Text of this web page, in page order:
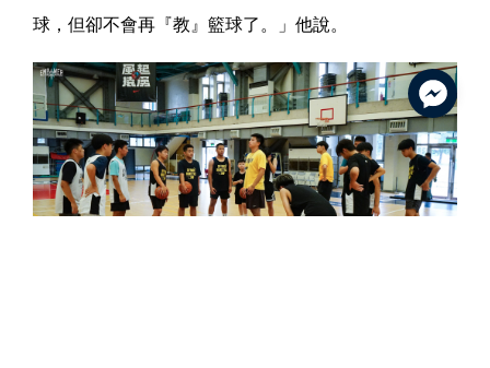
球，但卻不會再『教』籃球了。」他說。